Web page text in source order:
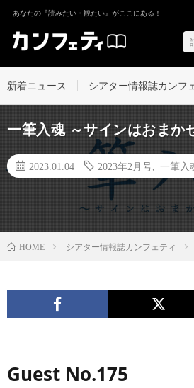
あなたの『読みたい・観たい』がここにある！
新着ニュース シアター情報誌カンフ
一筆入魂 ～サインはおまか
2023.01.04 2023年2月号 一筆入
HOME シアター情報誌カンフェティ
Guest No.175